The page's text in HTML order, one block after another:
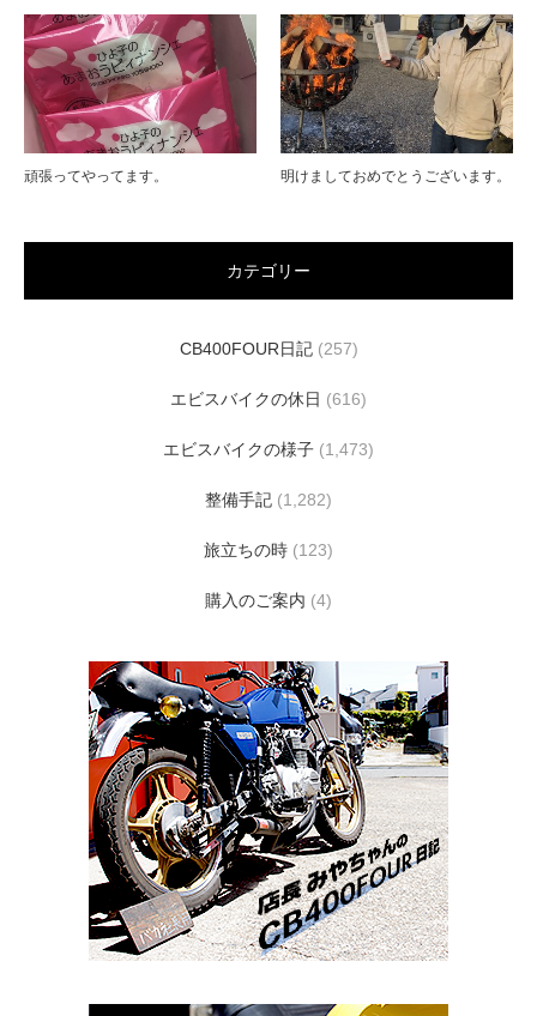
頑張ってやってます。 明けましておめでとうございます。
カテゴリー
CB400FOUR日記(257)
エビスバイクの休日 (616)
エビスバイクの様子 (1,473)
整備手記 (1,282)
旅立ちの時 (123)
購入のご案内 (4)